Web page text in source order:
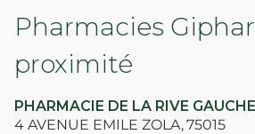
Pharmacies
proximité
PHARMACIE DE LA RIVE
4 AVENUE EMILE ZOLA,75015